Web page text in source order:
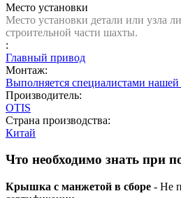
Место установки
Место установки детали или узла
строительной части шахты.
:
Главный привод
Монтаж:
Выполняется специалистами
Производитель:
OTIS
Страна производства:
Китай
Что необходимо знать при
Крышка с манжетой в сборе - Не